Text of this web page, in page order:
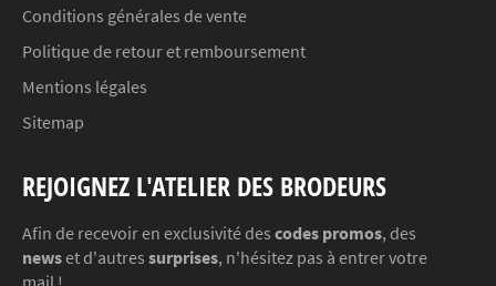
Conditions générales de vente
Politique de retour et remboursement
Mentions légales
Sitemap
REJOIGNEZ L'ATELIER DES BRODEURS
Afin de recevoir en exclusivité des codes promos, des
newset d'autres surprises, n'hésitez pas à entrer votre
mail !